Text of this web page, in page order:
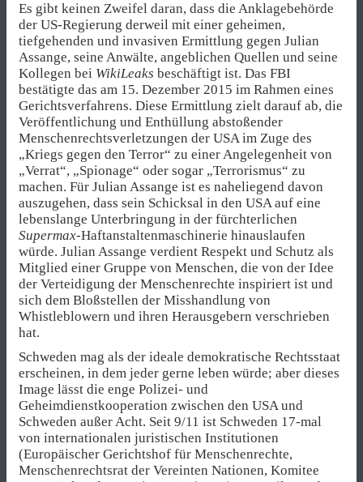
Es gibt keinen Zweifel daran, dass die Anklagebehörde
der US-Regierung derweil mit einer geheimen,
tiefgehenden und invasiven Ermittlung gegen Julian
Assange, seine Anwälte, angeblichen Quellen und seine
Kollegen bei WikiLeaks beschäftigt ist. Das FBI
bestätigte das am 15. Dezember 2015 im Rahmen eines
Gerichtsverfahrens. Diese Ermittlung zielt darauf ab, die
Veröffentlichung und Enthüllung abstoßender
Menschenrechtsverletzungen der USA im Zuge des
„Kriegs gegen den Terror“ zu einer Angelegenheit von
„Verrat“, „Spionage“ oder sogar „Terrorismus“ zu
machen. Für Julian Assange ist es naheliegend davon
auszugehen, dass sein Schicksal in den USA auf eine
lebenslange Unterbringung in der fürchterlichen
Supermax-Haftanstaltenmaschinerie hinauslaufen
würde. Julian Assange verdient Respekt und Schutz als
Mitglied einer Gruppe von Menschen, die von der Idee
der Verteidigung der Menschenrechte inspiriert ist und
sich dem Bloßstellen der Misshandlung von
Whistleblowern und ihren Herausgebern verschrieben
hat.
Schweden mag als der ideale demokratische Rechtsstaat
erscheinen, in dem jeder gerne leben würde; aber dieses
Image lässt die enge Polizei- und
Geheimdienstkooperation zwischen den USA und
Schweden außer Acht. Seit 9/11 ist Schweden 17-mal
von internationalen juristischen Institutionen
(Europäischer Gerichtshof für Menschenrechte,
Menschenrechtsrat der Vereinten Nationen, Komitee